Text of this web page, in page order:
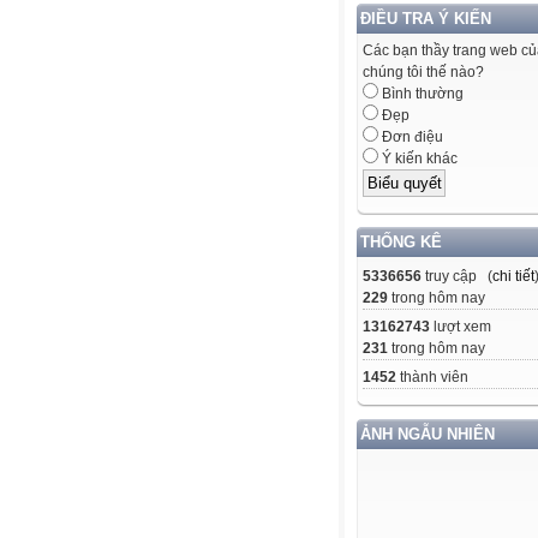
ĐIỀU TRA Ý KIẾN
Các bạn thầy trang web
chúng tôi thế nào?
Bình thường
Đẹp
Đơn điệu
Ý kiến khác
THỐNG KÊ
5336656 truy cập (chi tiết)
229 trong hôm nay
13162743 lượt xem
231 trong hôm nay
1452 thành viên
ẢNH NGẪU NHIÊN